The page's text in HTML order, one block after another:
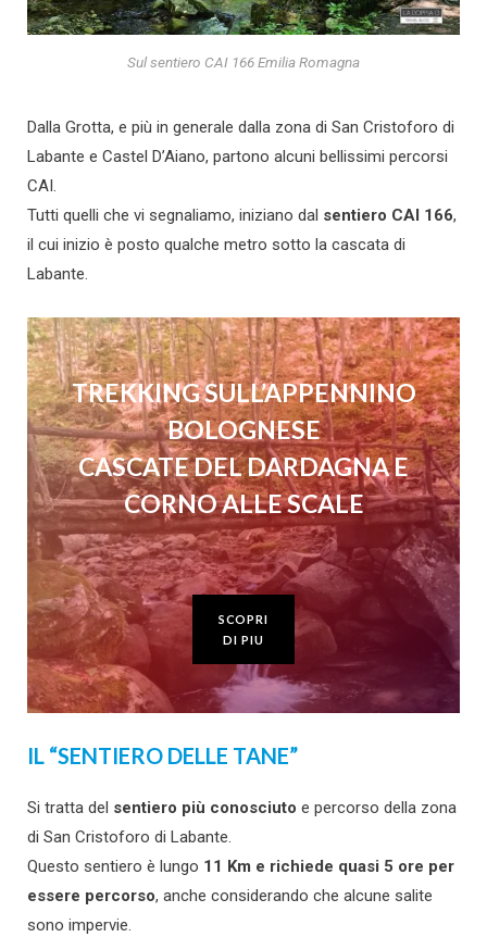
Sul sentiero CAI 166 Emilia Romagna
Dalla Grotta, e più in generale dalla zona di San Cristoforo di
Labante e Castel D’Aiano, partono alcuni bellissimi percorsi
CAI.
Tutti quelli che vi segnaliamo, iniziano dal sentiero CAI 166,
il cui inizio è posto qualche metro sotto la cascata di
Labante.
TREKKING SULL’APPENNINO
BOLOGNESE
CASCATE DEL DARDAGNA E
CORNO ALLE SCALE
SCOPRI
DI PIU
IL “SENTIERO DELLE TANE”
Si tratta del sentiero più conosciuto e percorso della zona
di San Cristoforo di Labante.
Questo sentiero è lungo 11 Km e richiede quasi 5 ore per
essere percorso, anche considerando che alcune salite
sono impervie.